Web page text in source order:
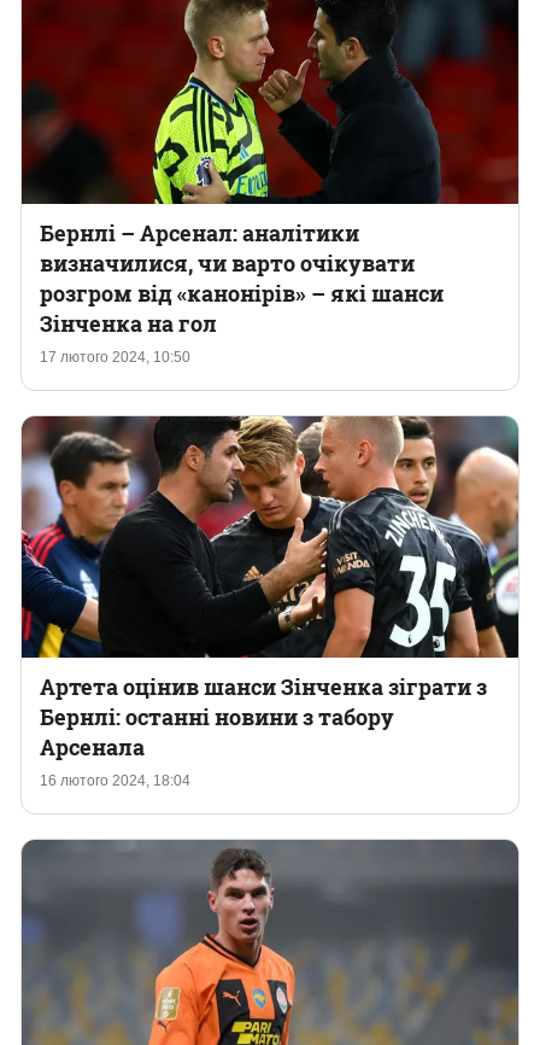
17 лютого 2024, 10:50
Бернлі – Арсенал: аналітики
визначилися, чи варто очікувати
розгром від «канонірів» – які шанси
Зінченка на гол
16 лютого 2024, 18:04
Артета оцінив шанси Зінченка зіграти з
Бернлі: останні новини з табору
Арсенала